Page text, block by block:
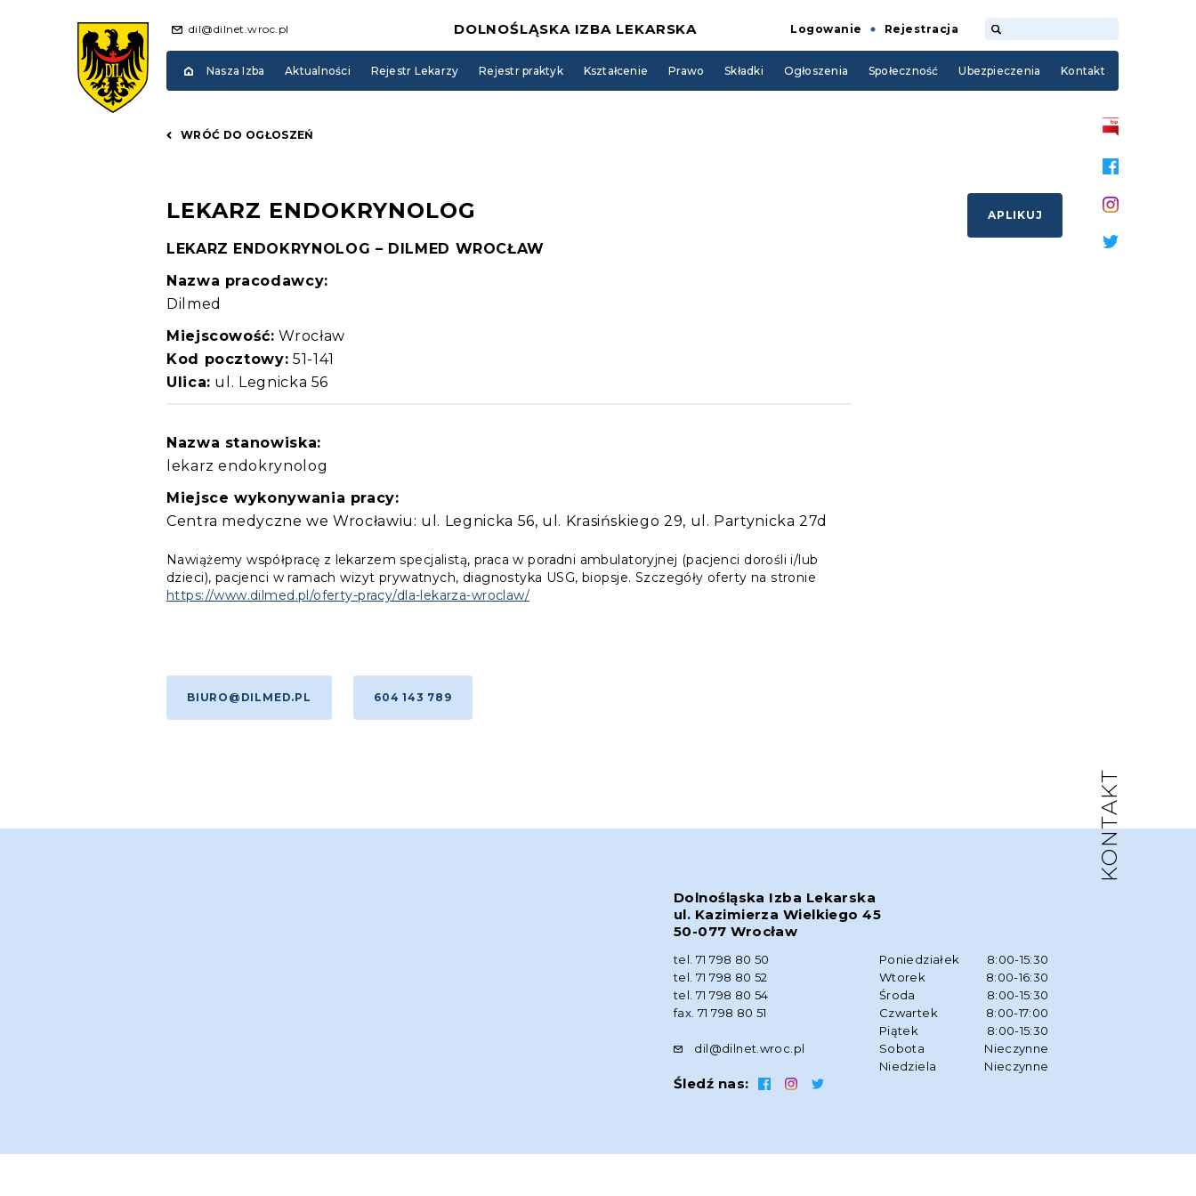
dil@dilnet.wroc.pl DOLNOŚLĄSKA IZBA LEKARSKA Logowanie Rejestracja
Nasza Izba Aktualności Rejestr Lekarzy Rejestr praktyk Kształcenie Prawo Składki Ogłoszenia Społeczność Ubezpieczenia Kontakt
WRÓĆ DO OGŁOSZEŃ
LEKARZ ENDOKRYNOLOG
LEKARZ ENDOKRYNOLOG – DILMED WROCŁAW
Nazwa pracodawcy:
Dilmed
Miejscowość: Wrocław
Kod pocztowy: 51-141
Ulica: ul. Legnicka 56
Nazwa stanowiska:
lekarz endokrynolog
Miejsce wykonywania pracy:
Centra medyczne we Wrocławiu: ul. Legnicka 56, ul. Krasińskiego 29, ul. Partynicka 27d
Nawiążemy współpracę z lekarzem specjalistą, praca w poradni ambulatoryjnej (pacjenci dorośli i/lub
dzieci), pacjenci w ramach wizyt prywatnych, diagnostyka USG, biopsje. Szczegóły oferty na stronie
https://www.dilmed.pl/oferty-pracy/dla-lekarza-wroclaw/
BIURO@DILMED.PL 604 143 789
APLIKUJ
KONTAKT
Dolnośląska Izba Lekarska
ul. Kazimierza Wielkiego 45
50-077 Wrocław
tel. 71 798 80 50
tel. 71 798 80 52
tel. 71 798 80 54
fax. 71 798 80 51
dil@dilnet.wroc.pl
Śledź nas:
Poniedziałek
8:00-15:30
Wtorek
8:00-16:30
Środa
8:00-15:30
Czwartek
8:00-17:00
Piątek
8:00-15:30
Sobota
Nieczynne
Niedziela
Nieczynne